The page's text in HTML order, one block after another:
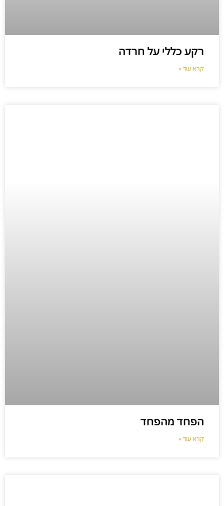
רקע כללי על חרדה
קרא עוד »
הפחד מהפחד
קרא עוד »